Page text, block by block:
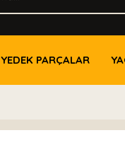
YEDEK PARÇALAR